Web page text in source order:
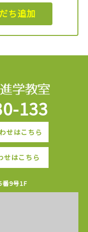
ち追加
133
せはこちら
せはこちら
9号1F